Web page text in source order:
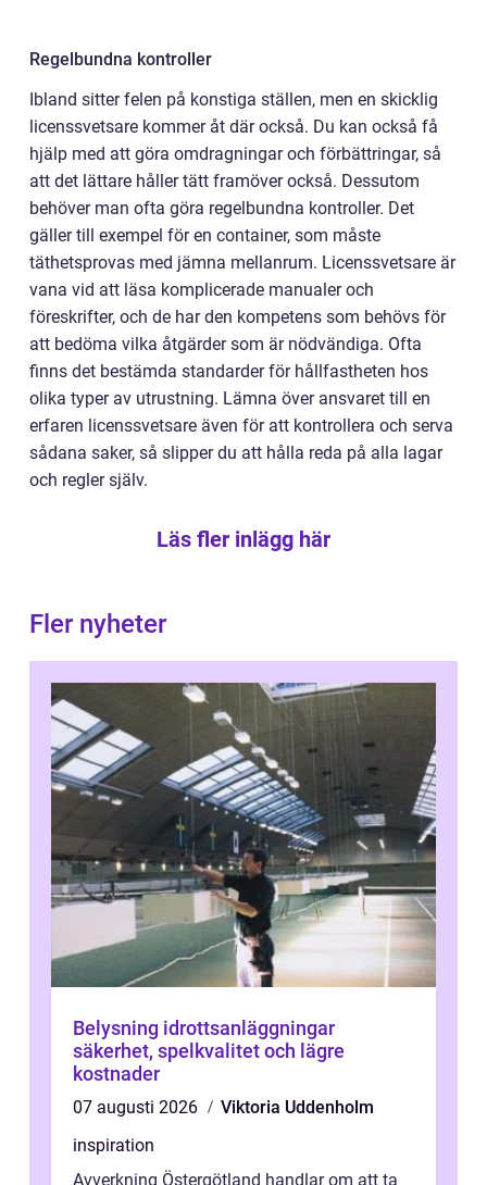
Regelbundna kontroller
Ibland sitter felen på konstiga ställen, men en skicklig
licenssvetsare kommer åt där också. Du kan också få
hjälp med att göra omdragningar och förbättringar, så
att det lättare håller tätt framöver också. Dessutom
behöver man ofta göra regelbundna kontroller. Det
gäller till exempel för en container, som måste
täthetsprovas med jämna mellanrum. Licenssvetsare är
vana vid att läsa komplicerade manualer och
föreskrifter, och de har den kompetens som behövs för
att bedöma vilka åtgärder som är nödvändiga. Ofta
finns det bestämda standarder för hållfastheten hos
olika typer av utrustning. Lämna över ansvaret till en
erfaren licenssvetsare även för att kontrollera och serva
sådana saker, så slipper du att hålla reda på alla lagar
och regler själv.
Läs fler inlägg här
Fler nyheter
Belysning idrottsanläggningar
säkerhet, spelkvalitet och lägre
kostnader
07 augusti 2026
Viktoria Uddenholm
inspiration
Avverkning Östergötland handlar om att ta